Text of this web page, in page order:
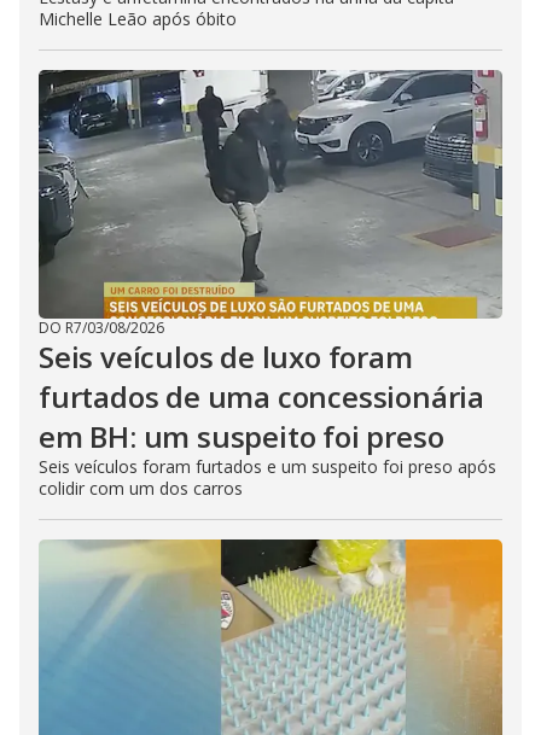
Michelle Leão após óbito
DO R7/03/08/2026
Seis veículos de luxo foram
furtados de uma concessionária
em BH: um suspeito foi preso
Seis veículos foram furtados e um suspeito foi preso após
colidir com um dos carros